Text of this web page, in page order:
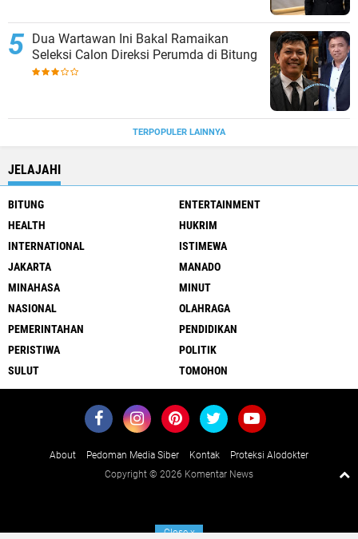
Dua Wartawan Ini Bakal Ramaikan
Seleksi Calon Direksi Perumda di Bitung
TERPOPULER LAINNYA
JELAJAHI
BITUNG
ENTERTAINMENT
HEALTH
HUKRIM
INTERNATIONAL
ISTIMEWA
JAKARTA
MANADO
MINAHASA
MINUT
NASIONAL
OLAHRAGA
PEMERINTAHAN
PENDIDIKAN
PERISTIWA
POLITIK
SULUT
TOMOHON
About Pedoman Media Siber Kontak
Proteksi Alodokter
Copyright © 2026 Komentar News
Closex